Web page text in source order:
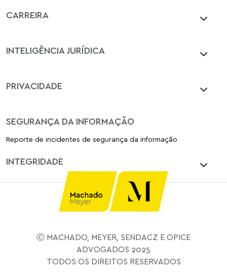
CARREIRA
INTELIGÊNCIA JURÍDICA
PRIVACIDADE
SEGURANÇA DA INFORMAÇÃO
Reporte de incidentes de segurança da informação
INTEGRIDADE
Ⓒ MACHADO, MEYER, SENDACZ E OPICE
ADVOGADOS 2025
TODOS OS DIREITOS RESERVADOS